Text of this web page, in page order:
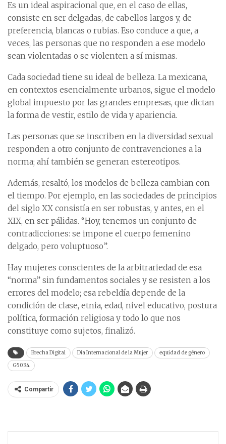
Es un ideal aspiracional que, en el caso de ellas,
consiste en ser delgadas, de cabellos largos y, de
preferencia, blancas o rubias. Eso conduce a que, a
veces, las personas que no responden a ese modelo
sean violentadas o se violenten a sí mismas.
Cada sociedad tiene su ideal de belleza. La mexicana,
en contextos esencialmente urbanos, sigue el modelo
global impuesto por las grandes empresas, que dictan
la forma de vestir, estilo de vida y apariencia.
Las personas que se inscriben en la diversidad sexual
responden a otro conjunto de contravenciones a la
norma; ahí también se generan estereotipos.
Además, resaltó, los modelos de belleza cambian con
el tiempo. Por ejemplo, en las sociedades de principios
del siglo XX consistía en ser robustas, y antes, en el
XIX, en ser pálidas. “Hoy, tenemos un conjunto de
contradicciones: se impone el cuerpo femenino
delgado, pero voluptuoso”.
Hay mujeres conscientes de la arbitrariedad de esa
“norma” sin fundamentos sociales y se resisten a los
errores del modelo; esa rebeldía depende de la
condición de clase, etnia, edad, nivel educativo, postura
política, formación religiosa y todo lo que nos
constituye como sujetos, finalizó.
Brecha Digital Día Internacional de la Mujer
equidad de género
G5034
Compartir